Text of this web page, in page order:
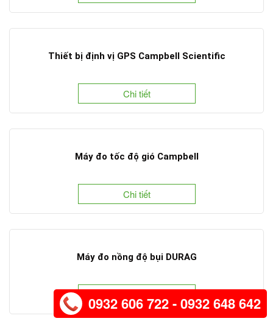
Thiết bị định vị GPS Campbell Scientific
Chi tiết
Máy đo tốc độ gió Campbell
Chi tiết
Máy đo nồng độ bụi DURAG
0932 606 722 - 0932 648 642